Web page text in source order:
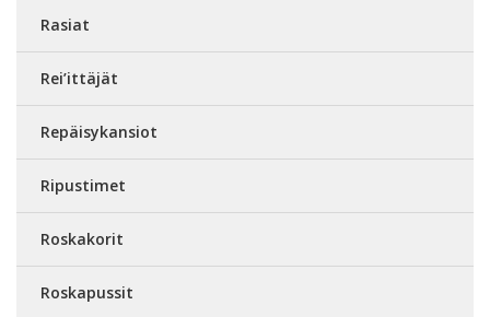
Rasiat
Rei’ittäjät
Repäisykansiot
Ripustimet
Roskakorit
Roskapussit